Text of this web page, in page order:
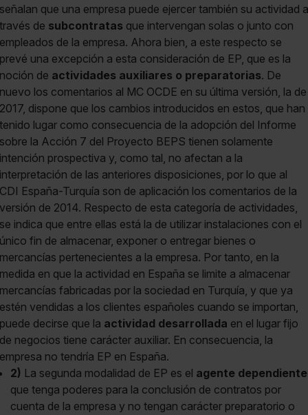
señalan que una empresa puede ejercer también su actividad a
través de subcontratas que intervengan solas o junto con
empleados de la empresa. Ahora bien, a este respecto se
prevé una excepción a esta consideración de EP, que es la
noción de actividades auxiliares o preparatorias. De
nuevo los comentarios al MC OCDE en su última versión, la de
2017, dispone que los cambios introducidos en estos, que han
tenido lugar como consecuencia de la adopción del Informe
sobre la Acción 7 del Proyecto BEPS tienen solamente
intención prospectiva y, como tal, no afectan a la
interpretación de las anteriores disposiciones, por lo que al
CDI España-Turquía son de aplicación los comentarios de la
versión de 2014. Respecto de esta categoría de actividades,
se indica que entre ellas está la de utilizar instalaciones con el
único fin de almacenar, exponer o entregar bienes o
mercancías pertenecientes a la empresa. Por tanto, en la
medida en que la actividad en España se limite a almacenar
mercancías fabricadas por la sociedad en Turquía, y que ya
estén vendidas a los clientes españoles cuando se importan,
puede decirse que la actividad desarrollada en el lugar fijo
de negocios tiene carácter auxiliar. En consecuencia, la
empresa no tendría EP en España.
2) La segunda modalidad de EP es el agente dependiente
que tenga poderes para la conclusión de contratos por
cuenta de la empresa y no tengan carácter preparatorio o